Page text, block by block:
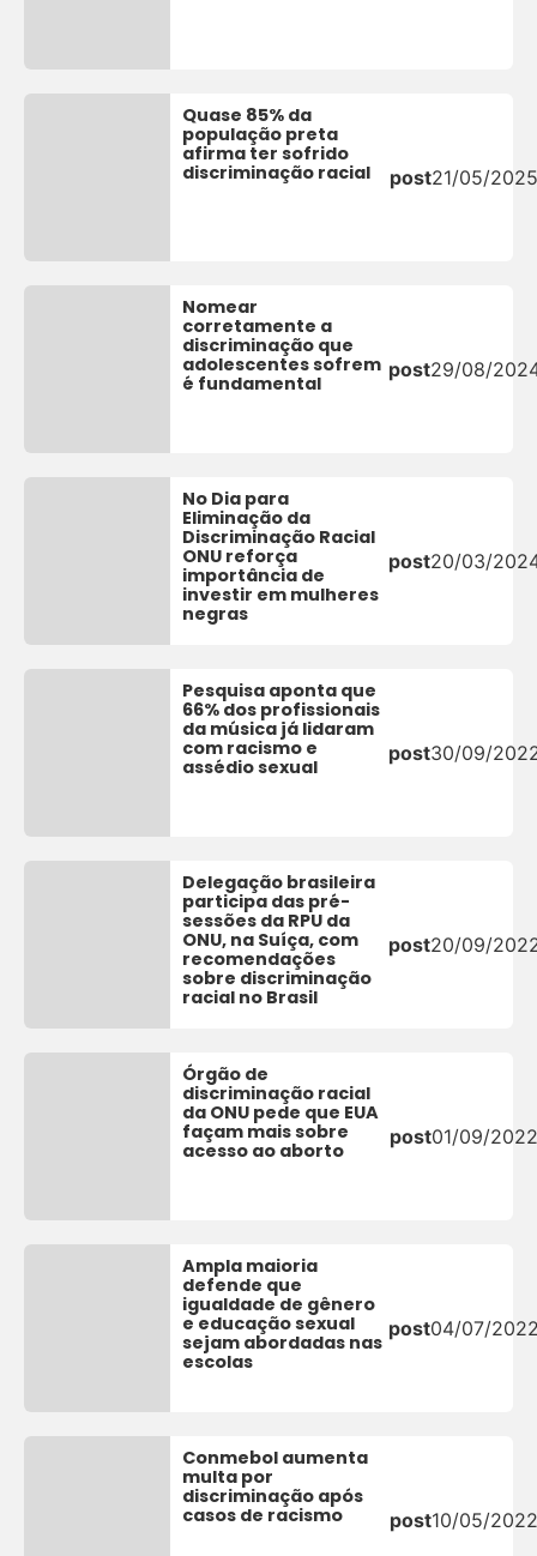
Quase 85% da
população preta
afirma ter sofrido
discriminação racial
post21/05/
Nomear
corretamente a
discriminação que
adolescentes sofrem
é fundamental
post29/08/
No Dia para
Eliminação da
Discriminação Racial
ONU reforça
importância de
investir em mulheres
negras
post20/03/
Pesquisa aponta que
66% dos profissionais
da música já lidaram
com racismo e
assédio sexual
post30/09/
Delegação brasileira
participa das pré-
sessões da RPU da
ONU, na Suíça, com
recomendações
sobre discriminação
racial no Brasil
post20/09/
Órgão de
discriminação racial
da ONU pede que EUA
façam mais sobre
acesso ao aborto
post01/09/
Ampla maioria
defende que
igualdade de gênero
e educação sexual
sejam abordadas nas
escolas
post04/07/
Conmebol aumenta
multa por
discriminação após
casos de racismo
post10/05/